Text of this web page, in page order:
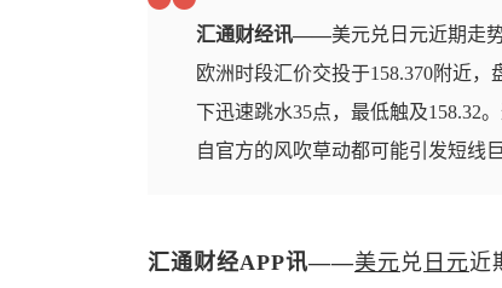
汇通财经讯——美元兑日元近期走
欧洲时段汇价交投于158.370附近
下迅速跳水35点，最低触及
自官方的风吹草动都可能引发短线巨
汇通财经APP讯——美元兑 日元近